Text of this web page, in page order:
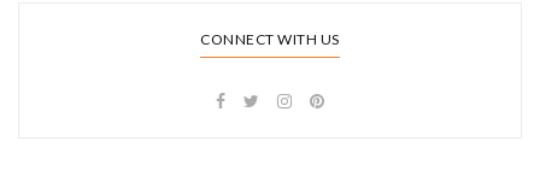
CONNECT WITH US